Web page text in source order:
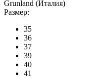
Grunland (Италия)
Размер:
35
36
37
39
40
41